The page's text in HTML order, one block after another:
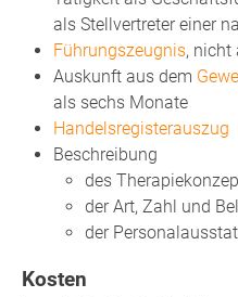
als Stellvertreter einer
Führungszeugnis, nicht
Auskunft aus dem
als sechs Monate
Handelsregisterauszug
Beschreibung
des
der Art, Zahl und
der
Kosten